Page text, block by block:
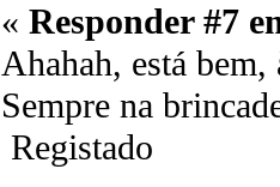
« Responder #7
Ahahah, está
Sempre na
Registado